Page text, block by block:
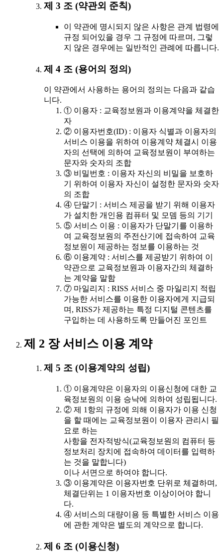
제 3 조 (약관외 준칙)
이 약관에 명시되지 않은 사항은 관계 법령에
규정 되어있을 경우 그 규정에 따르며, 그렇
지 않은 경우에는 일반적인 관례에 따릅니다.
제 4 조 (용어의 정의)
이 약관에서 사용하는 용어의 정의는 다음과 같습
니다.
① 이용자 : 교육정보원과 이용계약을 체결한
자
② 이용자번호(ID) : 이용자 식별과 이용자의
서비스 이용을 위하여 이용계약 체결시 이용
자의 선택에 의하여 교육정보원이 부여하는
문자와 숫자의 조합
③ 비밀번호 : 이용자 자신의 비밀을 보호하
기 위하여 이용자 자신이 설정한 문자와 숫자
의 조합
④ 단말기 : 서비스 제공을 받기 위해 이용자
가 설치한 개인용 컴퓨터 및 모뎀 등의 기기
⑤ 서비스 이용 : 이용자가 단말기를 이용하
여 교육정보원의 주전산기에 접속하여 교육
정보원이 제공하는 정보를 이용하는 것
⑥ 이용계약 : 서비스를 제공받기 위하여 이
약관으로 교육정보원과 이용자간의 체결하
는 계약을 말함
⑦ 마일리지 : RISS 서비스 중 마일리지 적립
가능한 서비스를 이용한 이용자에게 지급되
며, RISS가 제공하는 특정 디지털 콘텐츠를
구입하는 데 사용하도록 만들어진 포인트
제 2 장 서비스 이용 계약
제 5 조 (이용계약의 성립)
① 이용계약은 이용자의 이용신청에 대한 교
육정보원의 이용 승낙에 의하여 성립됩니다.
② 제 1항의 규정에 의해 이용자가 이용 신청
을 할 때에는 교육정보원이 이용자 관리시 필
요로 하는
사항을 전자적방식(교육정보원의 컴퓨터 등
정보처리 장치에 접속하여 데이터를 입력하
는 것을 말합니다)
이나 서면으로 하여야 합니다.
③ 이용계약은 이용자번호 단위로 체결하며,
체결단위는 1 이용자번호 이상이어야 합니
다.
④ 서비스의 대량이용 등 특별한 서비스 이용
에 관한 계약은 별도의 계약으로 합니다.
제 6 조 (이용신청)